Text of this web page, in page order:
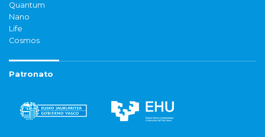
Quantum
Nano
Life
Cosmos
Patronato